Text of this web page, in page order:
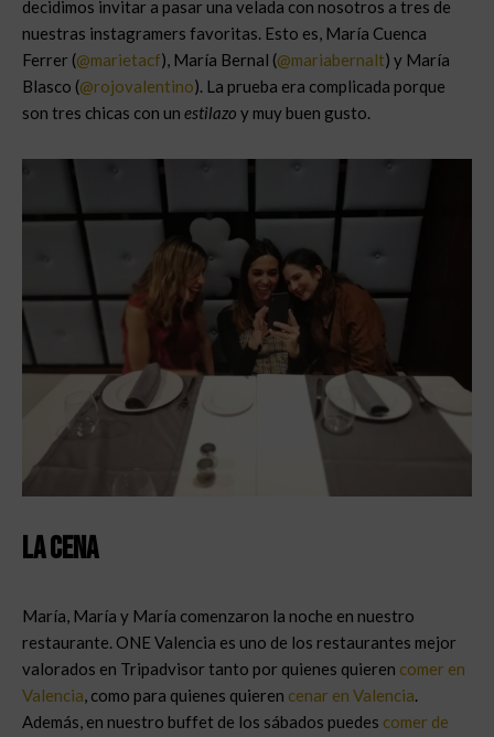
decidimos invitar a pasar una velada con nosotros a tres de
nuestras instagramers favoritas. Esto es, María Cuenca
Ferrer (@marietacf), María Bernal (@mariabernalt) y María
Blasco (@rojovalentino). La prueba era complicada porque
son tres chicas con un estilazo y muy buen gusto.
La cena
María, María y María comenzaron la noche en nuestro
restaurante. ONE Valencia es uno de los restaurantes mejor
valorados en Tripadvisor tanto por quienes quieren comer en
Valencia, como para quienes quieren cenar en Valencia.
Además, en nuestro buffet de los sábados puedes comer de